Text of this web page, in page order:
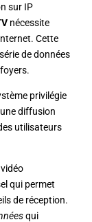
sur IP
nécessite
Cette
de données
privilégie
diffusion
utilisateurs
qui permet
de réception.
qui